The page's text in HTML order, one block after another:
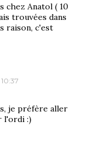
chez Anatol ( 10
trouvées dans
raison, c'est
je préfère aller
l'ordi :)